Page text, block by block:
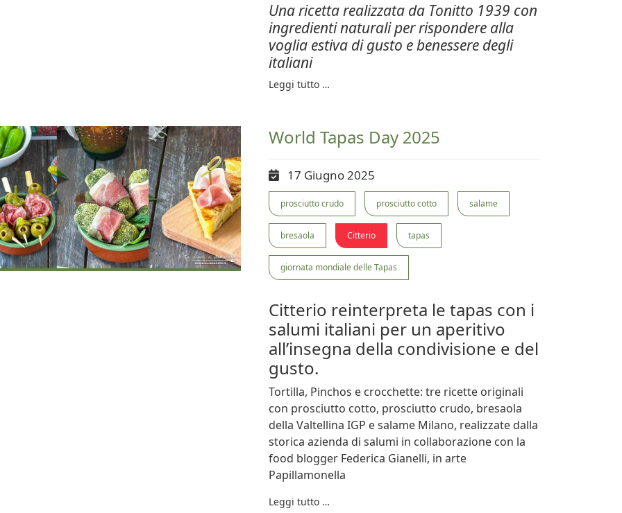
Una ricetta realizzata da Tonitto 1939 con
ingredienti naturali per rispondere alla
voglia estiva di gusto e benessere degli
italiani
Leggi tutto …
World Tapas Day 2025
17 Giugno 2025
prosciutto crudo prosciutto cotto salame
bresaola Citterio tapas
giornata mondiale delle Tapas
Citterio reinterpreta le tapas con i
salumi italiani per un aperitivo
all’insegna della condivisione e del
gusto.
Tortilla, Pinchos e crocchette: tre ricette originali
con prosciutto cotto, prosciutto crudo, bresaola
della Valtellina IGP e salame Milano, realizzate dalla
storica azienda di salumi in collaborazione con la
food blogger Federica Gianelli, in arte
Papillamonella
Leggi tutto …